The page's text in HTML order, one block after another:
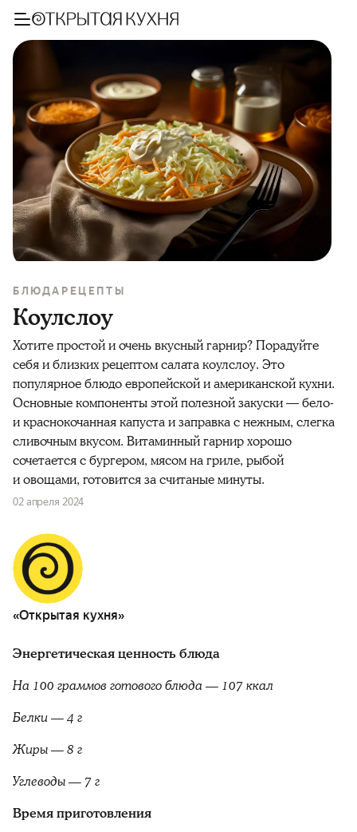
БЛЮДА РЕЦЕПТЫ
Коулслоу
Хотите простой и очень вкусный гарнир? Порадуйте
себя и близких рецептом салата коулслоу. Это
популярное блюдо европейской и американской кухни.
Основные компоненты этой полезной закуски — бело-
и краснокочанная капуста и заправка с нежным, слегка
сливочным вкусом. Витаминный гарнир хорошо
сочетается с бургером, мясом на гриле, рыбой
и овощами, готовится за считаные минуты.
02 апреля 2024
«Открытая кухня»
Энергетическая ценность блюда
На 100 граммов готового блюда — 107 ккал
Белки — 4 г
Жиры — 8 г
Углеводы — 7 г
Время приготовления